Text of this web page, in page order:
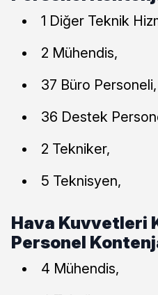
1 Diğer Teknik
2 Mühendis,
37 Büro Personeli,
36 Destek
2 Tekniker,
5 Teknisyen,
Hava Kuvvetleri
Personel
4 Mühendis,